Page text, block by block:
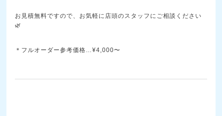
お見積無料ですので、お気軽に店頭のスタッフにご相談ください
🌿
＊フルオーダー参考価格…¥4,000〜